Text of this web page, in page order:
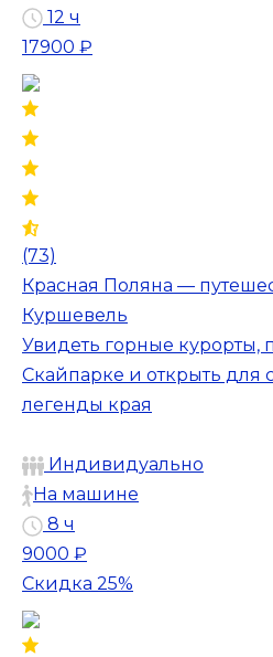
12 ч
17900 ₽
(73)
Красная Поляна —
Куршевель
Увидеть горные курорты,
Скайпарке и открыть для
легенды края
Индивидуально
На машине
8 ч
9000 ₽
Скидка 25%